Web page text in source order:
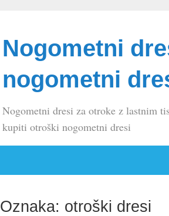
Nogometni
nogometni
Nogometni dresi za otroke z lastnim
kupiti otroški nogometni dresi
Oznaka: otroški dresi